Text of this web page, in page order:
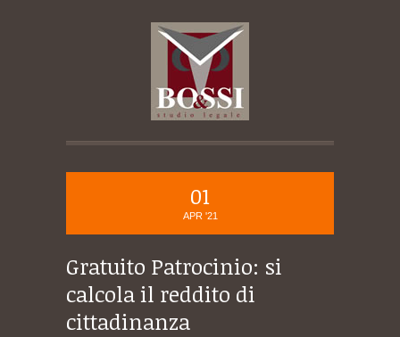
01
APR '21
Gratuito Patrocinio: si
calcola il reddito di
cittadinanza